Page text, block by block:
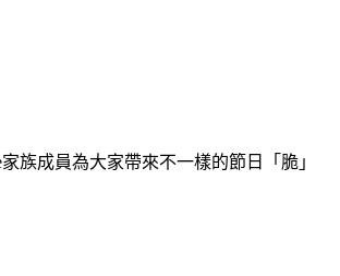
族成員為大家帶來不一樣的節日「脆」